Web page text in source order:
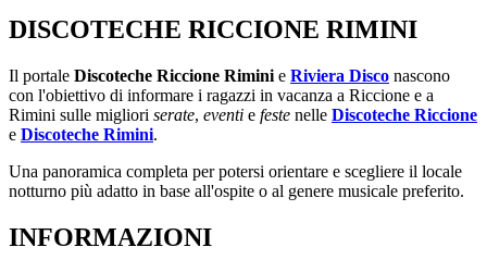
DISCOTECHE RICCIONE RIMINI
Il portale Discoteche Riccione Rimini e Riviera Disco nascono
con l'obiettivo di informare i ragazzi in vacanza a Riccione e a
Rimini sulle migliori serate, eventi e feste nelle Discoteche Riccione
e Discoteche Rimini.
Una panoramica completa per potersi orientare e scegliere il locale
notturno più adatto in base all'ospite o al genere musicale preferito.
INFORMAZIONI